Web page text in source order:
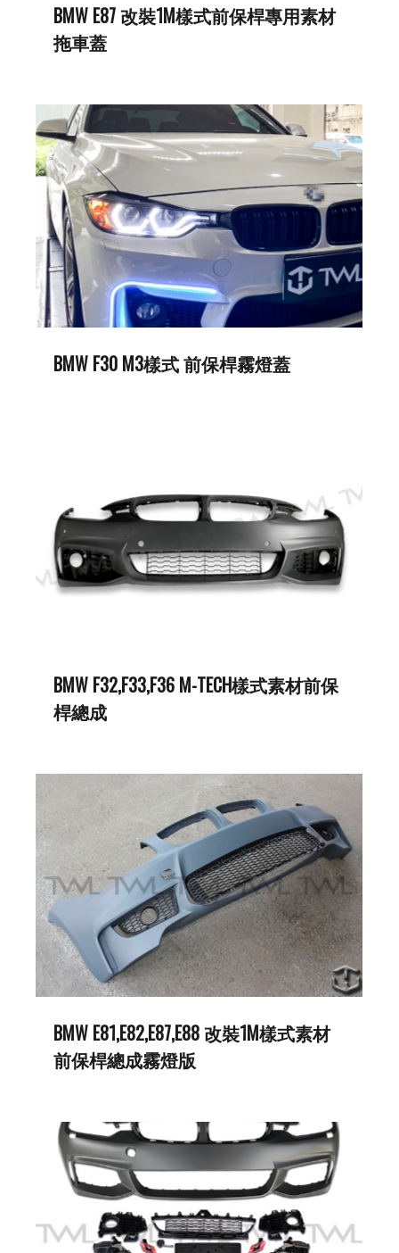
BMW E87 改裝1M樣式前保桿專用素材
拖車蓋
BMW F30 M3樣式 前保桿霧燈蓋
BMW F32,F33,F36 M-TECH樣式素材前保
桿總成
BMW E81,E82,E87,E88 改裝1M樣式素材
前保桿總成霧燈版